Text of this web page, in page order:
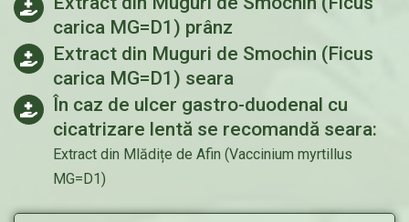
carica MG=D1) prânz
Extract din Muguri de Smochin (Ficus
carica MG=D1) seara
În caz de ulcer gastro-duodenal cu
cicatrizare lentă se recomandă seara:
Extract din Mlădițe de Afin (Vaccinium myrtillus
MG=D1)